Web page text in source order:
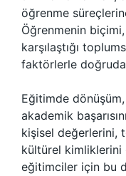
öğrenme
Öğrenmenin
karşılaştığı
faktörlerle
Eğitimde
akademik
kişisel değerlerini,
kültürel kimliklerini
eğitimciler için bu